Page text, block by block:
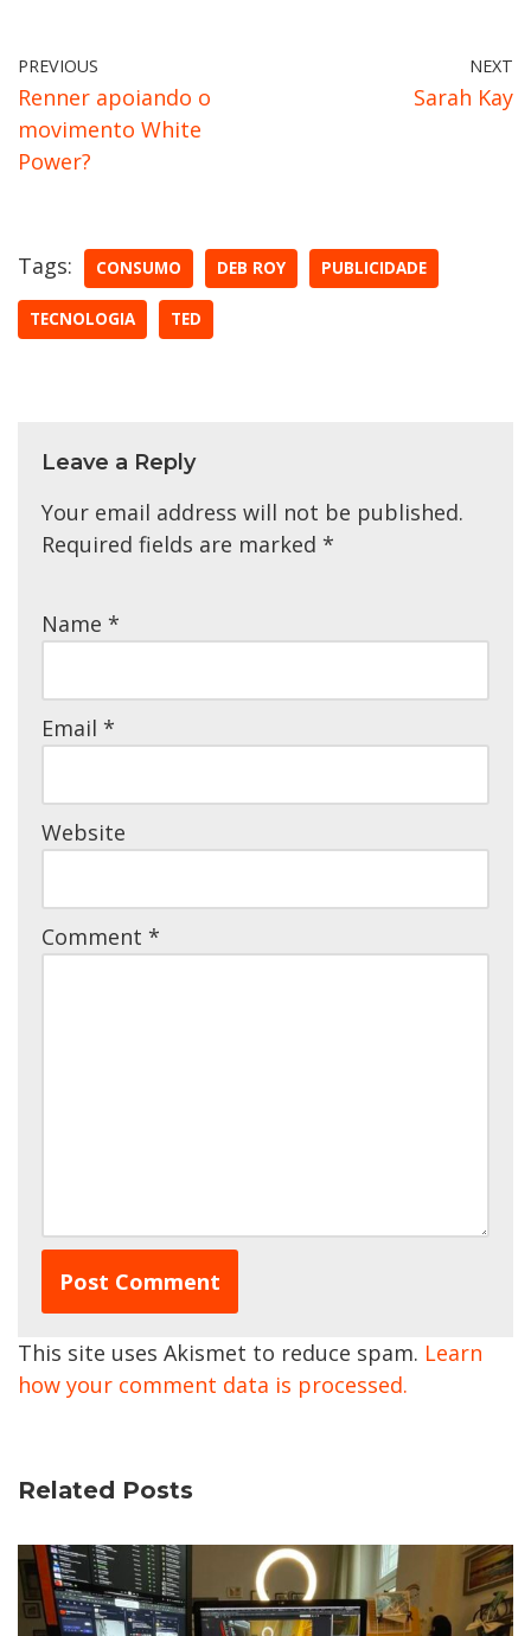
PREVIOUS
Renner apoiando o
movimento White
Power?
NEXT
Sarah Kay
Tags: CONSUMO DEB ROY PUBLICIDADE
TECNOLOGIA TED
Leave a Reply
Your email address will not be published.
Required fields are marked *
Name *
Email *
Website
Comment *
This site uses Akismet to reduce spam. Learn
how your comment data is processed.
Related Posts